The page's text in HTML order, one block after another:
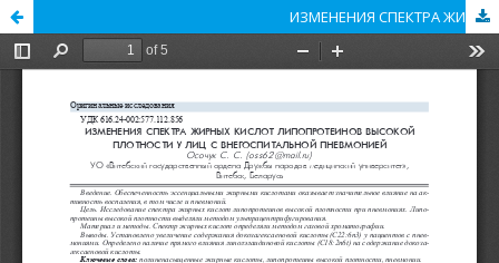
ИЗМЕНЕНИЯ СПЕКТРА ЖИРНЫХ КИСЛОТ ЛИПОПРОТЕИНОВ ВЫСОКОЙ ПЛОТНОСТИ У ЛИЦ С ВНЕГОСПИТАЛЬНОЙ ПНЕВМОНИЕЙ